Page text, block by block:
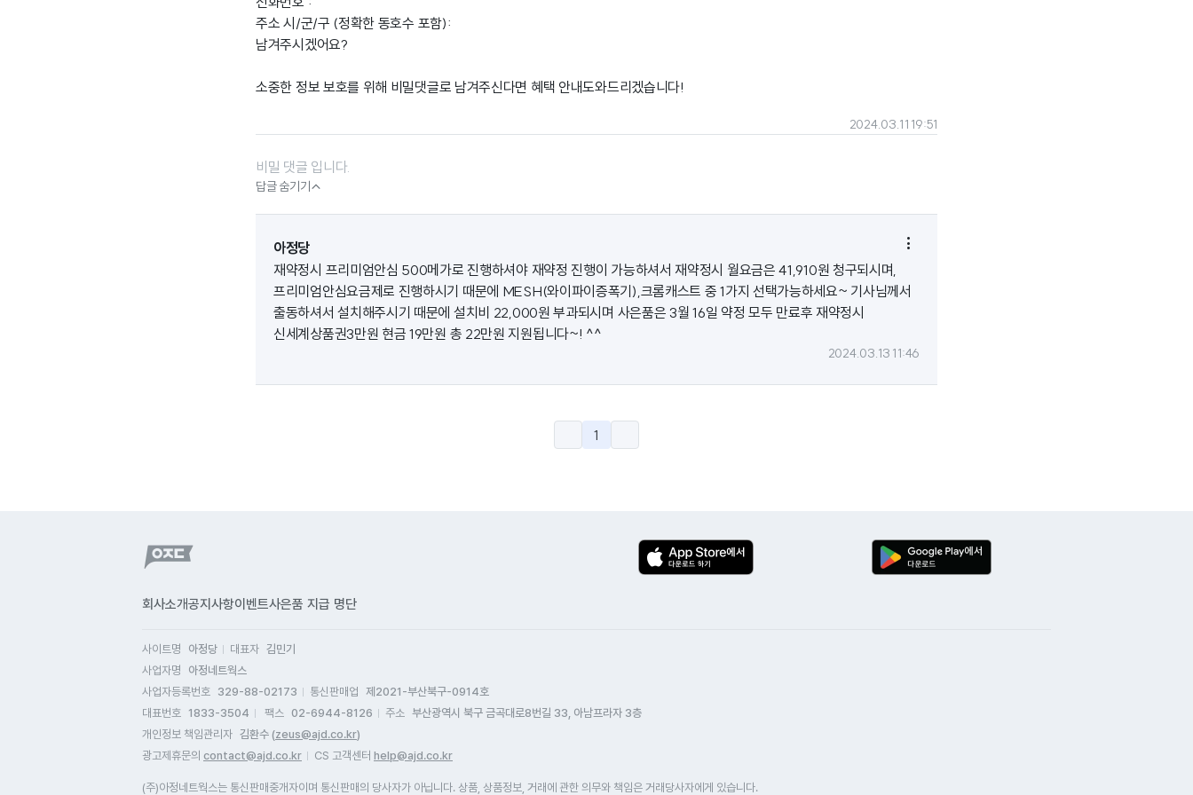
주소 시/군/구 (정확한 동호수 포함):
남겨주시겠어요?
소중한 정보 보호를 위해 비밀댓글로 남겨주신다면 혜택 안내도와드리겠습니다!
2024.03.11 19:51
비밀 댓글 입니다.
답글 숨기기
아정당 
재약정시 프리미엄안심 500메가로 진행하셔야 재약정 진행이 가능하셔서 재약정시 월요금은 41,910원 청구되시며,
프리미엄안심요금제로 진행하시기 때문에 MESH(와이파이증폭기),크롬캐스트 중 1가지 선택가능하세요~ 기사님께서
출동하셔서 설치해주시기 때문에 설치비 22,000원 부과되시며 사은품은 3월 16일 약정 모두 만료후 재약정시
신세계상품권3만원 현금 19만원 총 22만원 지원됩니다~! ^^
2024.03.13 11:46
1
회사소개공지사항이벤트사은품 지급 명단
사이트명 아정당 대표자 김민기
사업자명
아정네트웍스
사업자등록번호 329-88-02173 통신판매업
제2021-부산북구-0914호
대표번호 1833-3504 팩스 02-6944-8126 주소 부산광역시 북구 금곡대로8번길 33, 아남프라자 3층
개인정보 책임관리자 김환수 (zeus@ajd.co.kr)
광고제휴문의 contact@ajd.co.kr CS 고객센터 help@ajd.co.kr
(주)아정네트웍스는 통신판매중개자이며 통신판매의 당사자가 아닙니다. 상품, 상품정보, 거래에 관한 의무와 책임은 거래당사자에게 있습니다.